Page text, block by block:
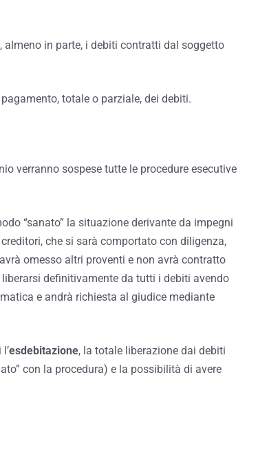
almeno in parte, i debiti contratti dal soggetto
totale o parziale, dei debiti.
verranno sospese tutte le procedure esecutive
“sanato” la situazione derivante da impegni
che si sarà comportato con diligenza,
omesso altri proventi e non avrà contratto
definitivamente da tutti i debiti avendo
e andrà richiesta al giudice mediante
esdebitazione, la totale liberazione dai debiti
con la procedura) e la possibilità di avere